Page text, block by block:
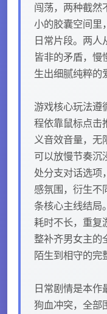
闯荡，两种截然
小的胶囊空间里
日常片段。两人
皆非的矛盾，慢
生出细腻纯粹的
游戏核心玩法遵
程依靠鼠标点击
义音效音量，无
可以放慢节奏沉
处分支对话选项
感氛围，衍生不
条核心主线结局
耗时不长，重复
整补齐男女主的
陌生到相守的完
日常剧情是本作
狗血冲突，全部